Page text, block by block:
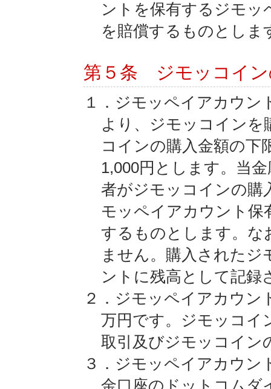
ントを保有するジモッ
を賠償するものとしま
第５条 ジモッコイン
１．ジモッペイアカウン
より、ジモッコイン
コインの購入金額の下
1,000円とします。当
者がジモッコインの購
モッペイアカウント保
するものとします。な
ません。購入された
ントに残高として記録
２．ジモッペイアカウン
万円です。ジモッコイ
取引及びジモッコイン
３．ジモッペイアカウン
金口座のドットコムダ